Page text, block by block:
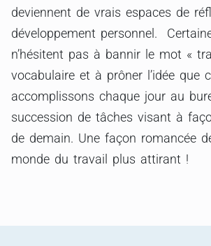
deviennent de vrais espaces de
développement personnel.
n’hésitent pas à bannir le mot «
vocabulaire et à prôner l’idée que
accomplissons chaque jour au
succession de tâches visant à
de demain. Une façon romancée
monde du travail plus attirant !